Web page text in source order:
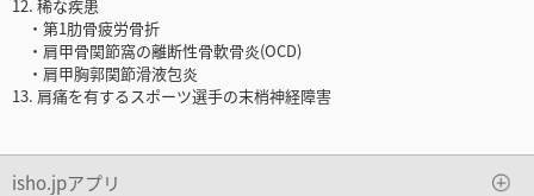
12. 稀な疾患
・第1肋骨疲労骨折
・肩甲骨関節窩の離断性骨軟骨炎(OCD)
・肩甲胸郭関節滑液包炎
13. 肩痛を有するスポーツ選手の末梢神経障害
isho.jpアプリ